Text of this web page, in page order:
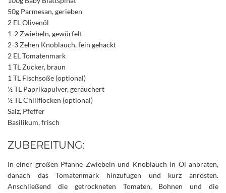
50g Parmesan, gerieben
2 EL Olivenöl
1-2 Zwiebeln, gewürfelt
2-3 Zehen Knoblauch, fein gehackt
2 EL Tomatenmark
1 TL Zucker, braun
1 TL Fischsoße (optional)
½ TL Paprikapulver, geräuchert
½ TL Chiliflocken (optional)
Salz, Pfeffer
Basilikum, frisch
ZUBEREITUNG:
In einer großen Pfanne Zwiebeln und Knoblauch in Öl anbraten,
danach das Tomatenmark hinzufügen und kurz anrösten.
Anschließend die getrockneten Tomaten, Bohnen und die